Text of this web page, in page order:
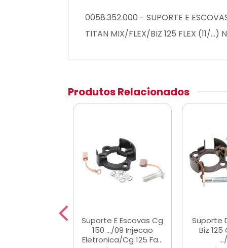
0058.352.000 - SUPORTE E
TITAN MIX/FLEX/BIZ 125 FLEX (11/...)
Produtos Relacionados
Suporte E Escovas Cg
150 .../09 Injecao
Eletronica/Cg 125 Fa...
Suporte
Biz